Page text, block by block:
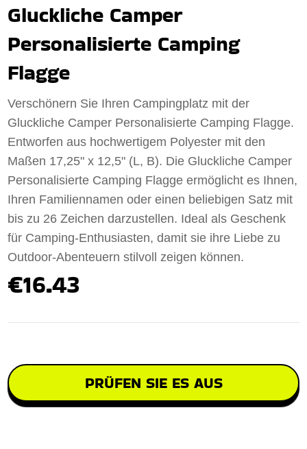
Gluckliche Camper
Personalisierte Camping
Flagge
Verschönern Sie Ihren Campingplatz mit der
Gluckliche Camper Personalisierte Camping Flagge.
Entworfen aus hochwertigem Polyester mit den
Maßen 17,25" x 12,5" (L, B). Die Gluckliche Camper
Personalisierte Camping Flagge ermöglicht es Ihnen,
Ihren Familiennamen oder einen beliebigen Satz mit
bis zu 26 Zeichen darzustellen. Ideal als Geschenk
für Camping-Enthusiasten, damit sie ihre Liebe zu
Outdoor-Abenteuern stilvoll zeigen können.
€16.43
PRÜFEN SIE ES AUS